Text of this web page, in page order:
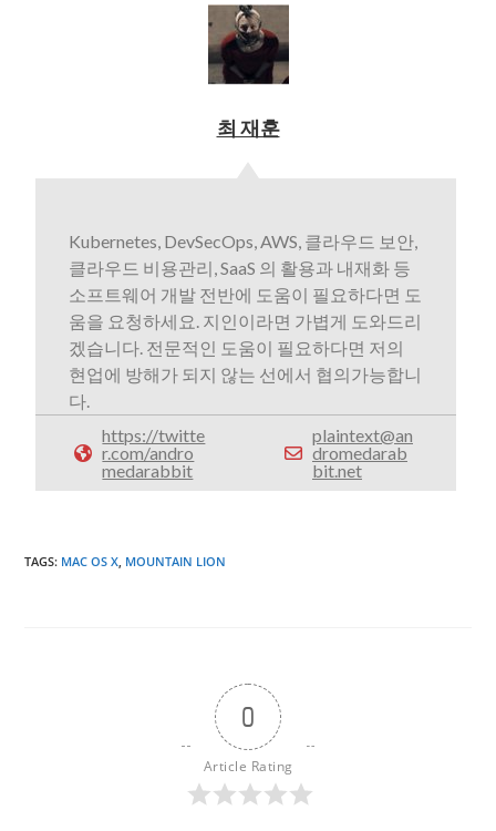
최 재훈
Kubernetes, DevSecOps, AWS, 클라우드 보안,
클라우드 비용관리, SaaS 의 활용과 내재화 등
소프트웨어 개발 전반에 도움이 필요하다면 도
움을 요청하세요. 지인이라면 가볍게 도와드리
겠습니다. 전문적인 도움이 필요하다면 저의
현업에 방해가 되지 않는 선에서 협의가능합니
다.
https://twitte
r.com/andro
medarabbit
plaintext@an
dromedarab
bit.net
TAGS: MAC OS X, MOUNTAIN LION
0
Article Rating